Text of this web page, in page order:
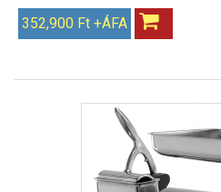
352,900 Ft +ÁFA